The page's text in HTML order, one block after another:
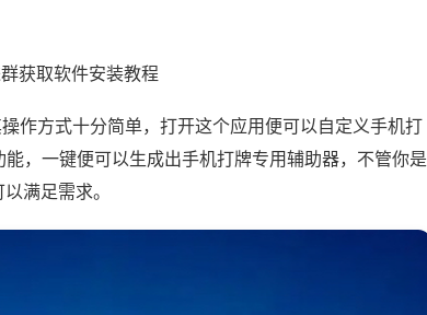
获取软件安装教程
作方式十分简单，打开这个应用便可以自定义手机打
，一键便可以生成出手机打牌专用辅助器，不管你是
满足需求。